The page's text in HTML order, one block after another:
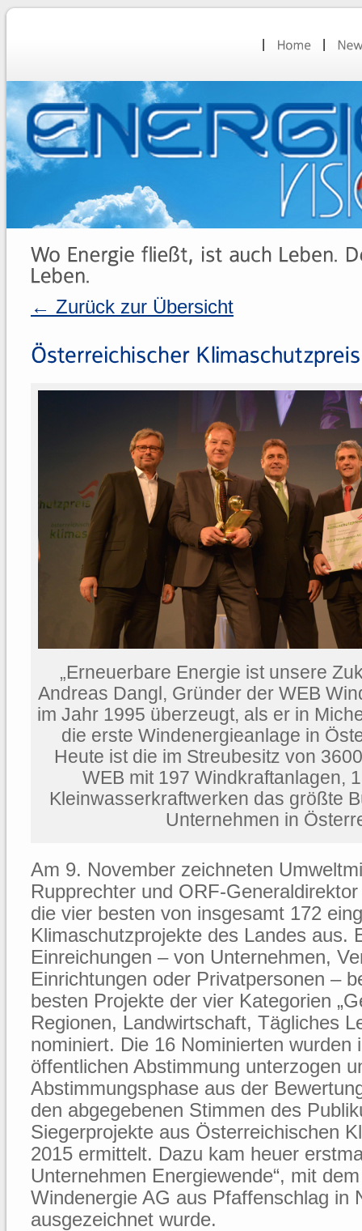
← Zurück zur Übersicht
„Erneuerbare Energie ist unsere
Andreas Dangl, Gründer der WEB
im Jahr 1995 überzeugt, als er in
die erste Windenergieanlage in
Heute ist die im Streubesitz von
WEB mit 197 Windkraftanlagen,
Kleinwasserkraftwerken das größte
Unternehmen in
Am 9. November zeichneten
Rupprechter und ORF-
die vier besten von insgesamt 172
Klimaschutzprojekte des Landes aus.
Einreichungen – von Unternehmen,
Einrichtungen oder Privatpersonen –
besten Projekte der vier Kategorien
Regionen, Landwirtschaft, Tägliches
nominiert. Die 16 Nominierten wurden
öffentlichen Abstimmung unterzogen
Abstimmungsphase aus der
den abgegebenen Stimmen des
Siegerprojekte aus Österreichischen
2015 ermittelt. Dazu kam heuer
Unternehmen Energiewende“, mit
Windenergie AG aus Pfaffenschlag in
ausgezeichnet wurde.